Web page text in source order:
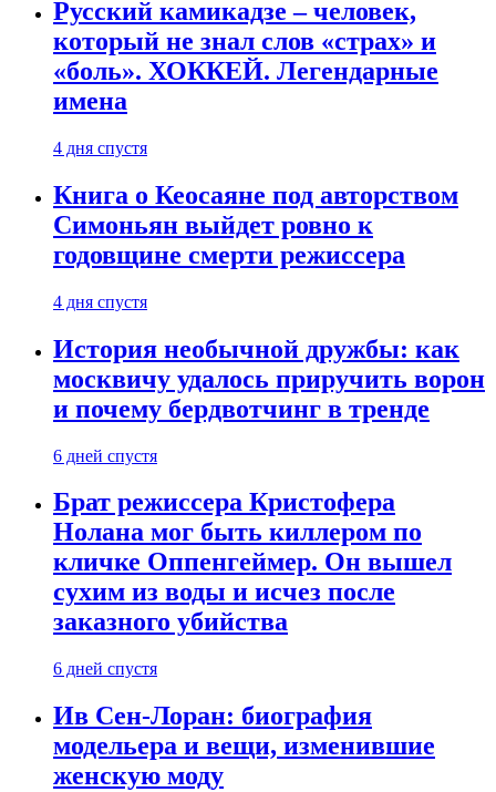
Русский камикадзе – человек,
который не знал слов «страх» и
«боль». ХОККЕЙ. Легендарные
имена
4 дня спустя
Книга о Кеосаяне под авторством
Симоньян выйдет ровно к
годовщине смерти режиссера
4 дня спустя
История необычной дружбы: как
москвичу удалось приручить ворон
и почему бердвотчинг в тренде
6 дней спустя
Брат режиссера Кристофера
Нолана мог быть киллером по
кличке Оппенгеймер. Он вышел
сухим из воды и исчез после
заказного убийства
6 дней спустя
Ив Сен-Лоран: биография
модельера и вещи, изменившие
женскую моду